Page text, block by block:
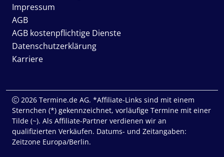
Impressum
AGB
AGB kostenpflichtige Dienste
Datenschutzerklärung
Karriere
2026 Termine.de AG. *Affiliate-Links sind mit einem
Sternchen (*) gekennzeichnet, vorläufige Termine mit einer
Tilde (~). Als Affiliate-Partner verdienen wir an
qualifizierten Verkäufen. Datums- und Zeitangaben:
Zeitzone Europa/Berlin.